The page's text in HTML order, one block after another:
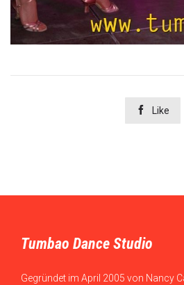
 Like
Tumbao Dance Studio
Gegründet im April 2005 von Nancy